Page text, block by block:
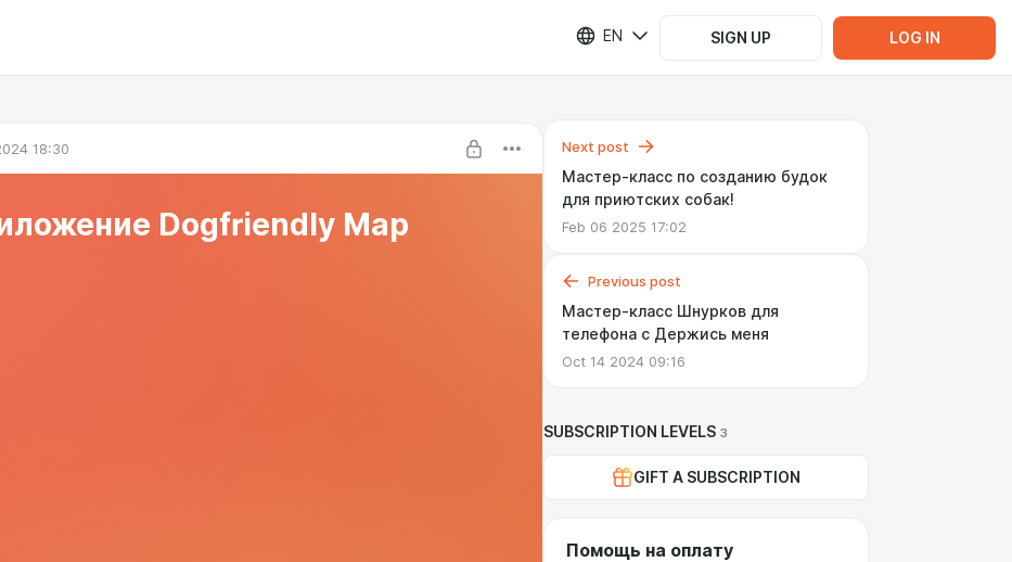
EN SIGN UP LOG IN
18:30
Dogfriendly Map
Next post
Мастер-класс по созданию будок
для приютских собак!
Feb 06 2025 17:02
Previous post
Мастер-класс Шнурков для
телефона с Держись меня
Oct 14 2024 09:16
SUBSCRIPTION LEVELS 3
GIFT A SUBSCRIPTION
Помощь на оплату